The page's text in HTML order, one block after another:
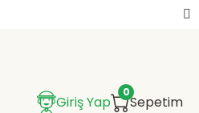
Giriş Yap Sepetim
0